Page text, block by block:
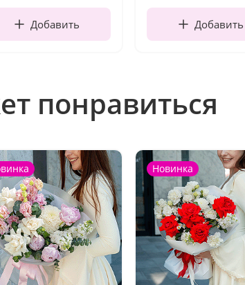
Добавить Добавить
понравиться
Новинка